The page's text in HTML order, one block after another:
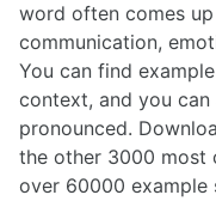
word often comes
communication,
You can find
context, and you
pronounced.
the other 3000 most
over 60000 example